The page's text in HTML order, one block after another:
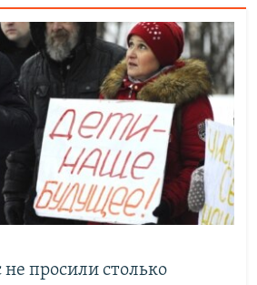
не просили столько